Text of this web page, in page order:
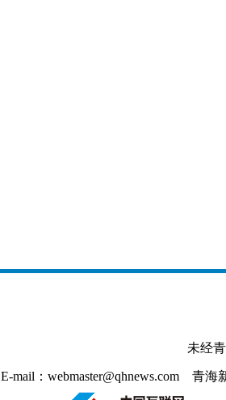
未经
E-mail：webmaster@qhnews.com 青海